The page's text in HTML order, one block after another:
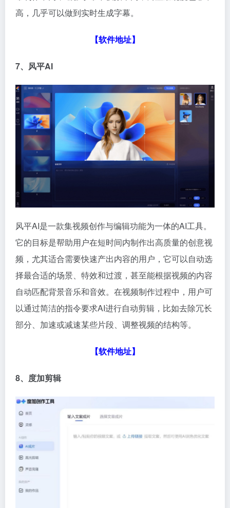
高，几乎可以做到实时生成字幕。
【软件地址】
7、风平AI
风平AI是一款集视频创作与编辑功能为一体的AI工具。
它的目标是帮助用户在短时间内制作出高质量的创意视
频，尤其适合需要快速产出内容的用户，它可以自动选
择最合适的场景、特效和过渡，甚至能根据视频的内容
自动匹配背景音乐和音效。在视频制作过程中，用户可
以通过简洁的指令要求AI进行自动剪辑，比如去除冗长
部分、加速或减速某些片段、调整视频的结构等。
【软件地址】
8、度加剪辑